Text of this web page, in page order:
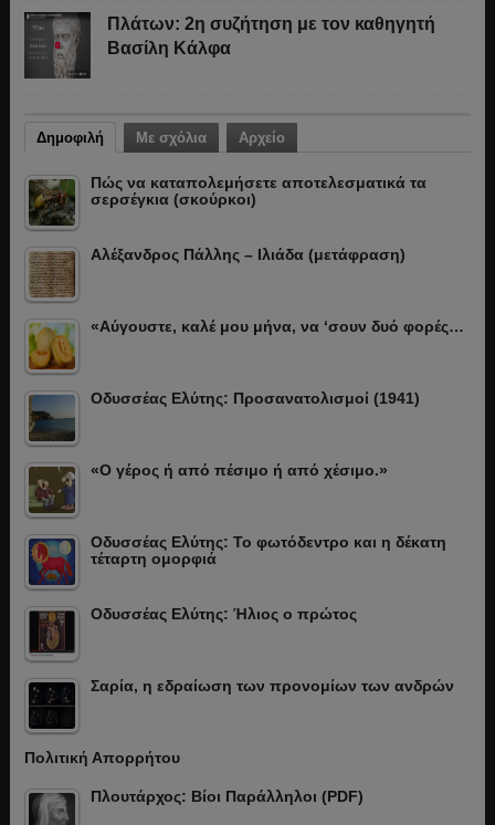
Πλάτων: 2η συζήτηση με τον καθηγητή
Βασίλη Κάλφα
Δημοφιλή Με σχόλια Αρχείο
Πώς να καταπολεμήσετε αποτελεσματικά τα
σερσέγκια (σκούρκοι)
Αλέξανδρος Πάλλης – Ιλιάδα (μετάφραση)
«Αύγουστε, καλέ μου μήνα, να ‘σουν δυό φορές…
Οδυσσέας Ελύτης: Προσανατολισμοί (1941)
«Ο γέρος ή από πέσιμο ή από χέσιμο.»
Οδυσσέας Ελύτης: Το φωτόδεντρο και η δέκατη
τέταρτη ομορφιά
Οδυσσέας Ελύτης: Ήλιος ο πρώτος
Σαρία, η εδραίωση των προνομίων των ανδρών
Πολιτική Απορρήτου
Πλουτάρχος: Βίοι Παράλληλοι (PDF)